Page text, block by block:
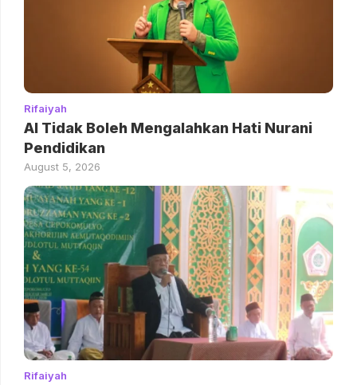
Rifaiyah
AI Tidak Boleh Mengalahkan Hati Nurani
Pendidikan
August 5, 2026
Rifaiyah